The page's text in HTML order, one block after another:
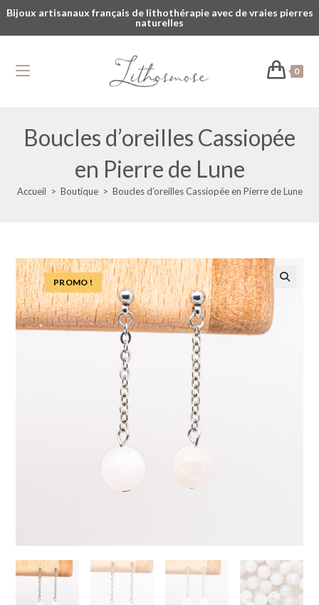
Bijoux artisanaux français de lithothérapie avec de vraies pierres
naturelles
0
Boucles d’oreilles Cassiopée
en Pierre de Lune
Accueil > Boutique > Boucles d’oreilles Cassiopée en Pierre de Lune
PROMO !